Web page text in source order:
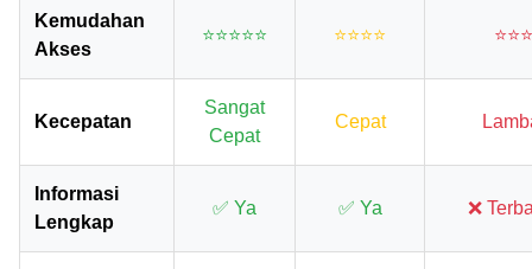
Kemudahan
Akses
⭐⭐⭐⭐⭐ ⭐⭐⭐⭐ ⭐⭐⭐
Kecepatan
Sangat
Cepat
Cepat
Informasi
Lengkap
✅ Ya ✅ Ya ❌